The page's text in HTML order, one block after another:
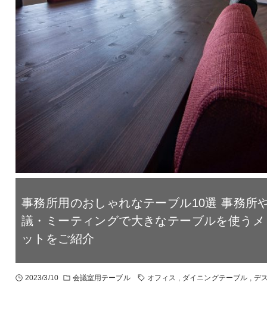
事務所用のおしゃれなテーブル10選 事務所
議・ミーティングで大きなテーブルを使うメ
ットをご紹介
2023/3/10 会議室用テーブル オフィス , ダイニングテーブル , デ